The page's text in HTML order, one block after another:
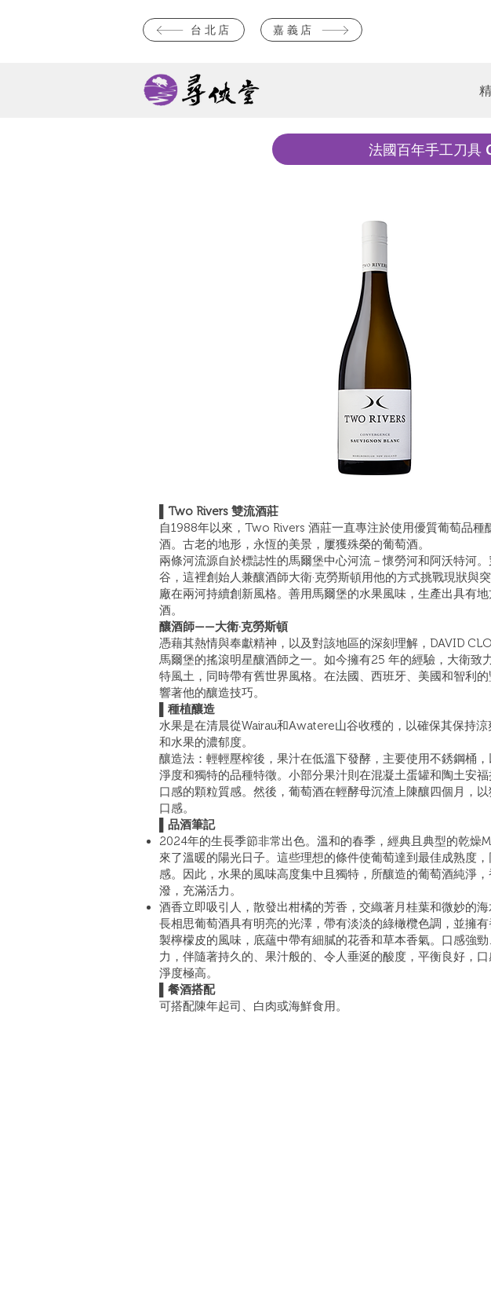
台北店 嘉義店
法國百年手工刀具
▌Two Rivers 雙流酒莊
自1988年以來，Two Rivers 酒莊一直專注於使用優質葡萄品種
酒。古老的地形，永恆的美景，屢獲殊榮的葡萄酒。
兩條河流源自於標誌性的馬爾堡中心河流－懷勞河和阿沃特河
谷，這裡創始人兼釀酒師大衛·克勞斯頓用他的方式挑戰現狀與
廠在兩河持續創新風格。善用馬爾堡的水果風味，生產出具有
酒。
釀酒師——大衛·克勞斯頓
憑藉其熱情與奉獻精神，以及對該地區的深刻理解，DAVID
馬爾堡的搖滾明星釀酒師之一。如今擁有25 年的經驗，大衛致
特風土，同時帶有舊世界風格。在法國、西班牙、美國和智利
響著他的釀造技巧。
▌種植釀造
水果是在清晨從Wairau和Awatere山谷收穫的，以確保其保持
和水果的濃郁度。
釀造法：輕輕壓榨後，果汁在低溫下發酵，主要使用不銹鋼桶
淨度和獨特的品種特徵。小部分果汁則在混凝土蛋罐和陶土安
口感的顆粒質感。然後，葡萄酒在輕酵母沉渣上陳釀四個月，
口感。
▌品酒筆記
2024年的生長季節非常出色。溫和的春季，經典且典型的乾燥
來了溫暖的陽光日子。這些理想的條件使葡萄達到最佳成熟度
感。因此，水果的風味高度集中且獨特，所釀造的葡萄酒純淨
潑，充滿活力。
酒香立即吸引人，散發出柑橘的芳香，交織著月桂葉和微妙的
長相思葡萄酒具有明亮的光澤，帶有淡淡的綠橄欖色調，並擁
製檸檬皮的風味，底蘊中帶有細膩的花香和草本香氣。口感強
力，伴隨著持久的、果汁般的、令人垂涎的酸度，平衡良好，
淨度極高。
▌餐酒搭配
可搭配陳年起司、白肉或海鮮食用。